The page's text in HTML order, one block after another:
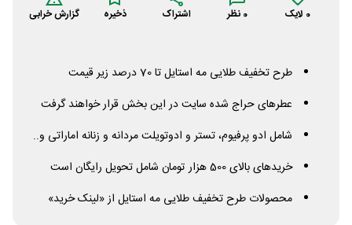
0 لایک 0 نظر اشتراک ذخیره گزارش خرابی
طرح تخفیف طلایی مه استایل تا 70 درصد زیر قیمت
عطرهای حراج شده سایت در این بخش قرار خواهند گرفت
شامل ادو پرفیوم، تستر و ادوتویلت مردانه و زنانه اماراتی و..
خریدهای بالای 500 هزار تومان شامل تحویل رایگان است
محصولات طرح تخفیف طلایی مه استایل از «لینک خرید»